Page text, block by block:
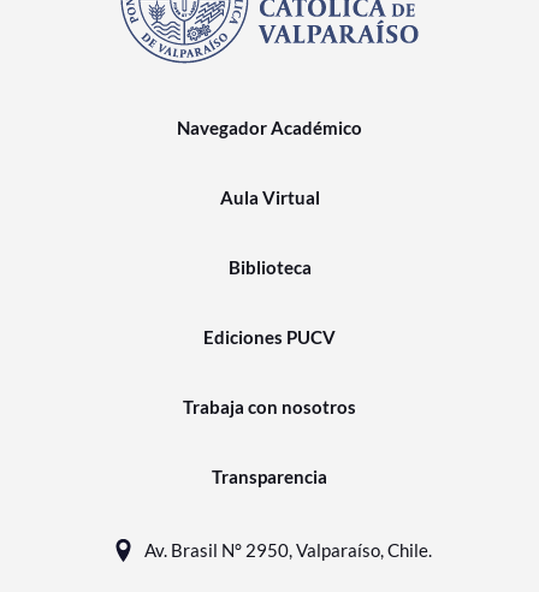
Navegador Académico
Aula Virtual
Biblioteca
Ediciones PUCV
Trabaja con nosotros
Transparencia
Av. Brasil N° 2950, Valparaíso, Chile.